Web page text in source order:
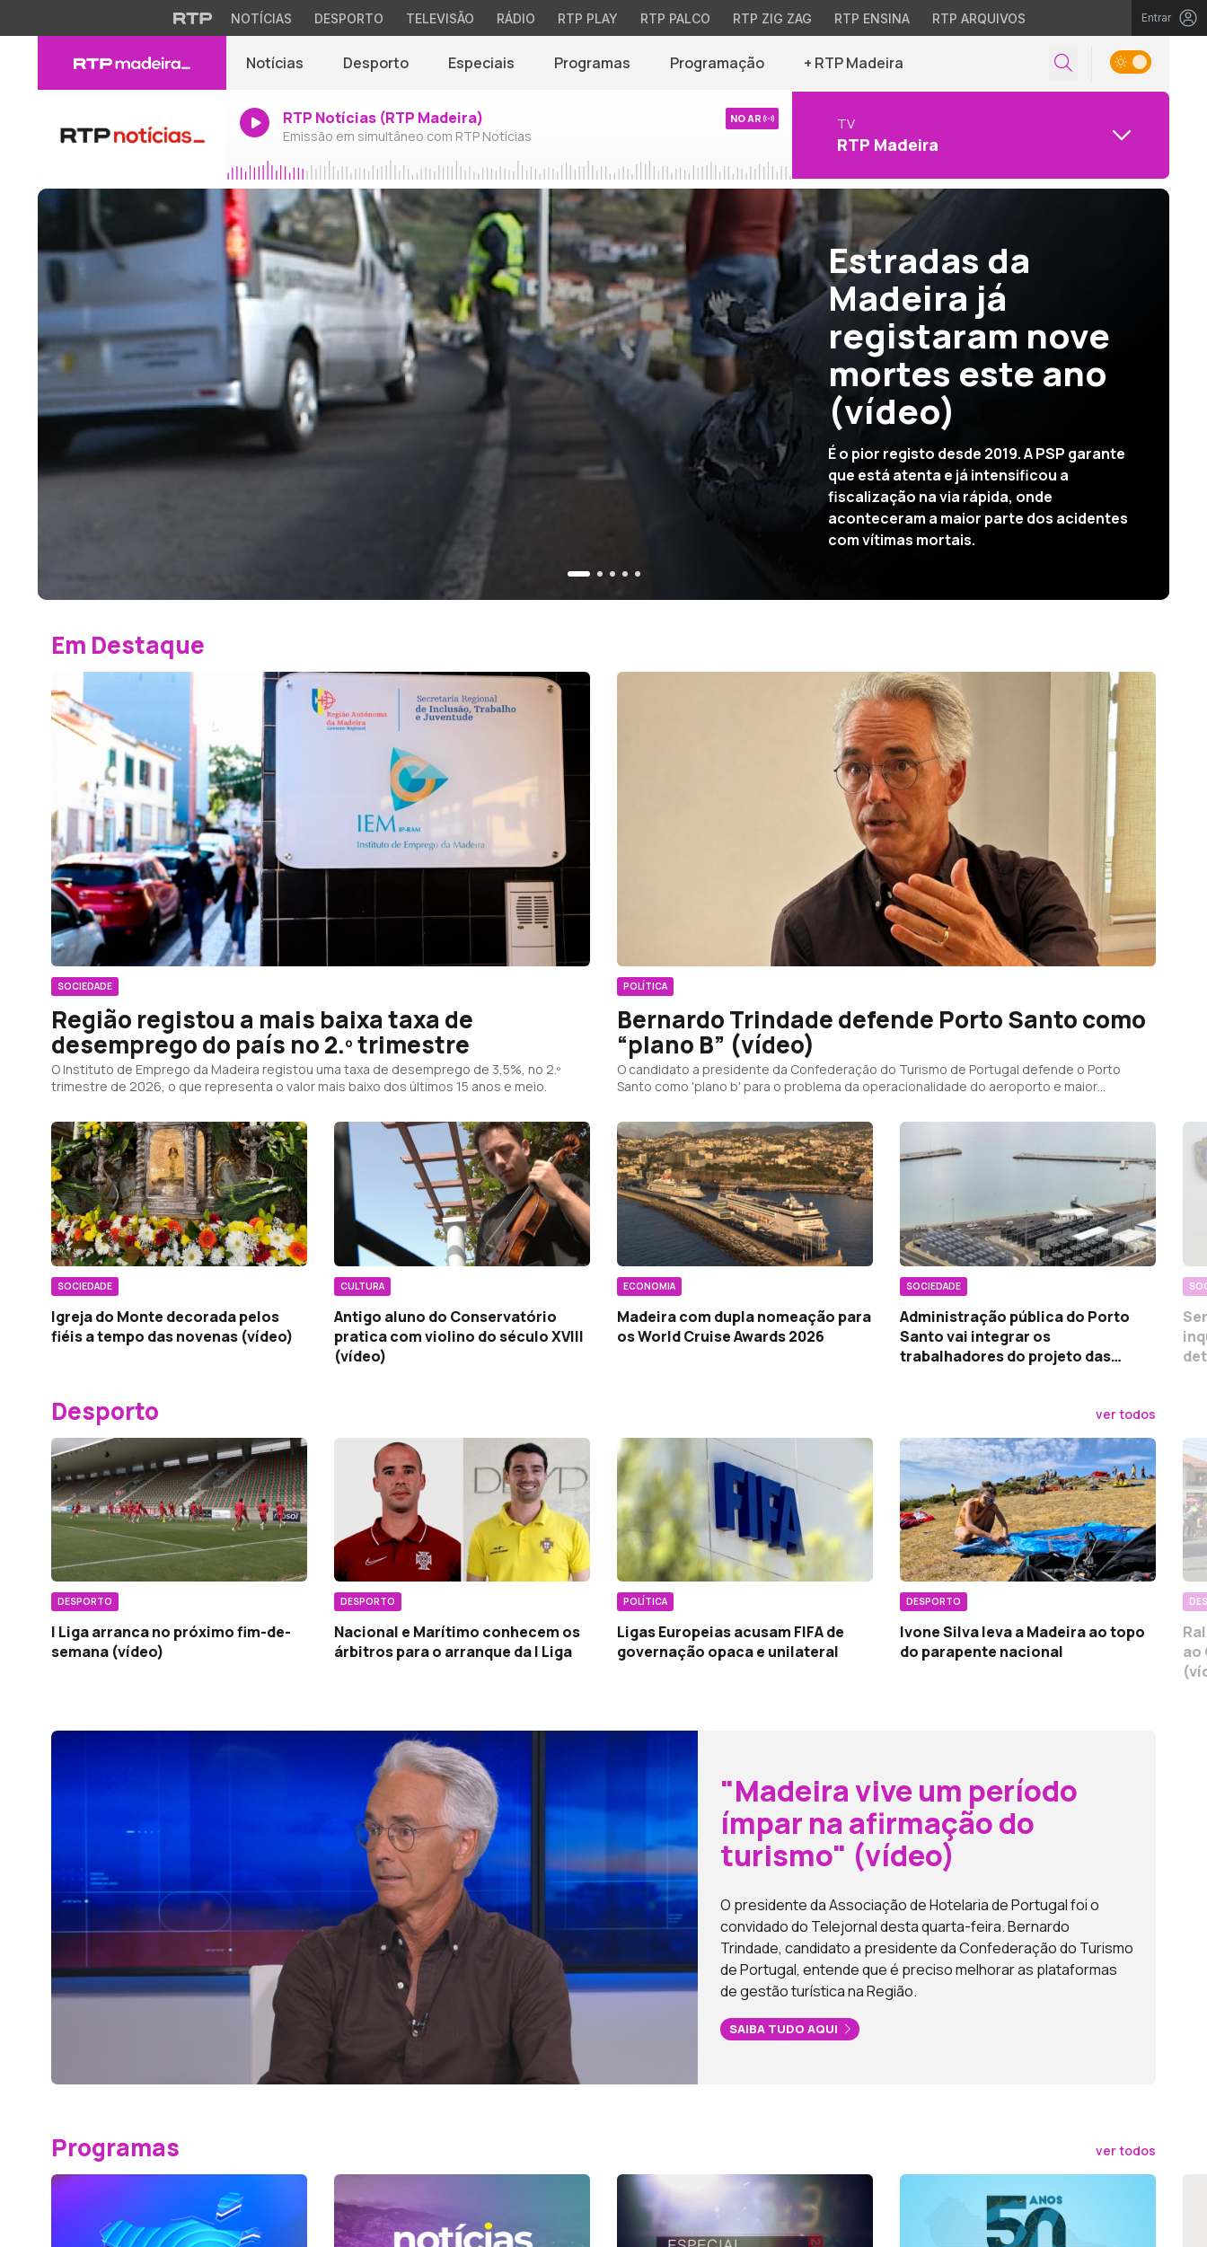
NOTÍCIAS DESPORTO TELEVISÃO RÁDIO RTP PLAY RTP PALCO RTP ZIG ZAG RTP ENSINA RTP ARQUIVOS Entrar
Notícias Desporto Especiais Programas Programação + RTP Madeira
RTP Notícias (RTP Madeira)
Emissão em simultâneo com RTP Notícias
NO AR TV
RTP Madeira
Água poluída nas
ribeiras do
Funchal (vídeo)
Uma conclusão após análise às águas das
ribeiras, numa ação realizada pela Agência
Regional para o Desenvolvimento da
Investigação, Tecnologia e Inovação, em
colaboração com o Observatório
Oceânico da Madeira.
Em Destaque
SOCIEDADE
Região registou a mais baixa taxa de
desemprego do país no 2.º trimestre
O Instituto de Emprego da Madeira registou uma taxa de desemprego de 3,5%, no 2.º
trimestre de 2026, o que representa o valor mais baixo dos últimos 15 anos e meio.
POLÍTICA
Bernardo Trindade defende Porto Santo como
“plano B” (vídeo)
O candidato a presidente da Confederação do Turismo de Portugal defende o Porto
Santo como 'plano b' para o problema da operacionalidade do aeroporto e maior
SOCIEDADE
Igreja do Monte decorada pelos
fiéis a tempo das novenas (vídeo)
CULTURA
Antigo aluno do Conservatório
pratica com violino do século XVIII
(vídeo)
ECONOMIA
Madeira com dupla nomeação para
os World Cruise Awards 2026
SOCIEDADE
Administração pública do Porto
Santo vai integrar os
trabalhadores do projeto das
Desporto ver todos
DESPORTO
I Liga arranca no próximo fim-de-
semana (vídeo)
DESPORTO
Nacional e Marítimo conhecem os
árbitros para o arranque da I Liga
POLÍTICA
Ligas Europeias acusam FIFA de
governação opaca e unilateral
DESPORTO
Ivone Silva leva a Madeira ao topo
do parapente nacional
ao
"Madeira vive um período
ímpar na afirmação do
turismo" (vídeo)
O presidente da Associação de Hotelaria de Portugal foi o
convidado do Telejornal desta quarta-feira. Bernardo
Trindade, candidato a presidente da Confederação do Turismo
de Portugal, entende que é preciso melhorar as plataformas
de gestão turística na Região.
SAIBA TUDO AQUI
Programas ver todos